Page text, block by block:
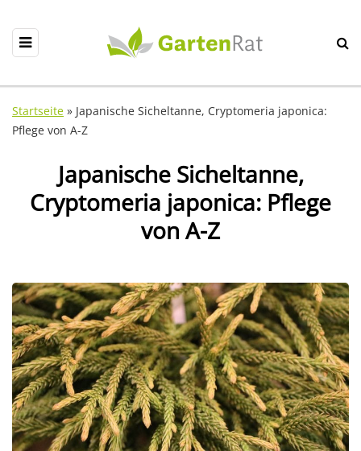
Startseite » Japanische Sicheltanne, Cryptomeria japonica:
Pflege von A-Z
Japanische Sicheltanne,
Cryptomeria japonica: Pflege
von A-Z